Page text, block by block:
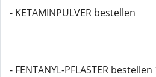
- KETAMINPULVER bestellen
- FENTANYL-PFLASTER